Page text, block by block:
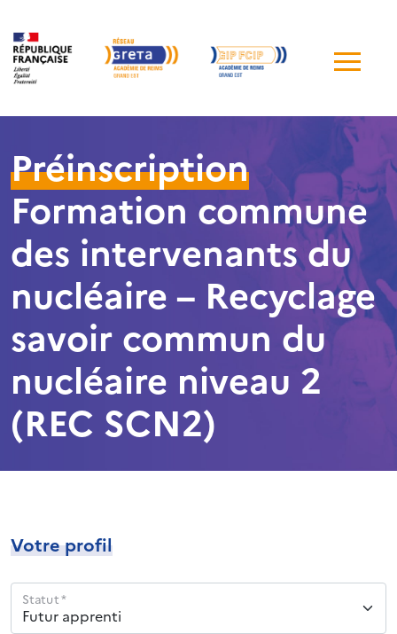
de
Préinscription
Formation commune
des intervenants du
nucléaire – Recyclage
savoir commun du
nucléaire niveau 2
(REC SCN2)
Votre profil
Statut *